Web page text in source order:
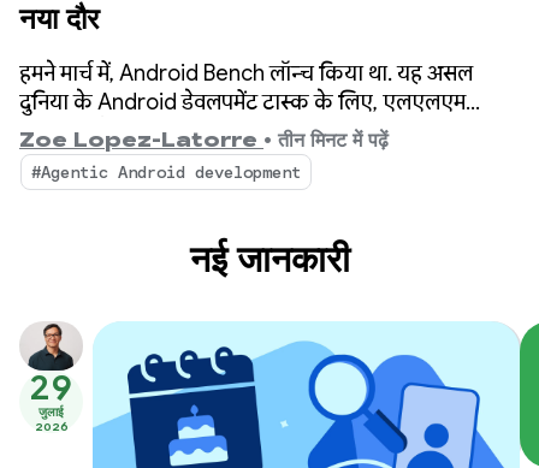
नया दौर
हमने मार्च में, Android Bench लॉन्च किया था. यह असल
दुनिया के Android डेवलपमेंट टास्क के लिए, एलएलएम
लीडरबोर्ड है. इसके बाद से, हमने आपके सुझाव, शिकायत या राय
के आधार पर बेंचमार्क को बेहतर बनाया है. इसमें ओपन-वेट
मॉडल का आकलन करना और लीडरबोर्ड में लागत और परफ़ॉर्मेंस
Zoe Lopez-Latorre • तीन मिनट में पढ़ें
#Agentic Android development
नई जानकारी
29
जुलाई
2026